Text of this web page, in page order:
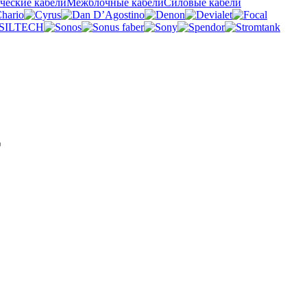
кабели Межблочные кабелиСиловые кабели